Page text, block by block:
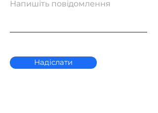
Напишіть повідомлення
Надіслати